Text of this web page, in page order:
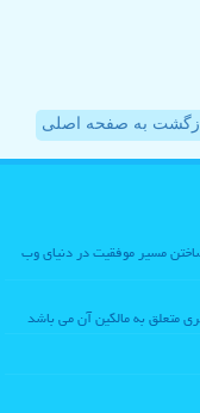
به صفحه اصلی
مسیر موفقیت در دنیای وب